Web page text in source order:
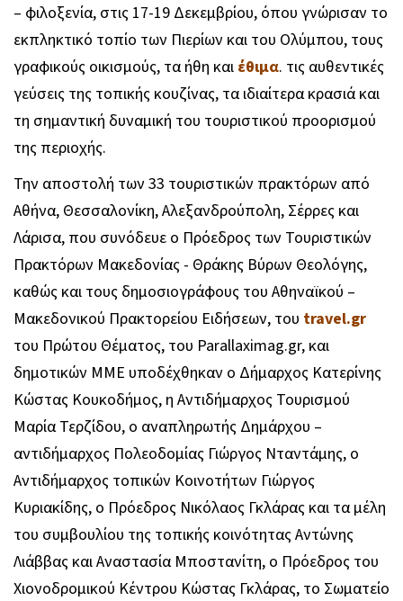
– φιλοξενία, στις 17-19 Δεκεμβρίου, όπου γνώρισαν το
εκπληκτικό τοπίο των Πιερίων και του Ολύμπου, τους
γραφικούς οικισμούς, τα ήθη και έθιμα. τις αυθεντικές
γεύσεις της τοπικής κουζίνας, τα ιδιαίτερα κρασιά και
τη σημαντική δυναμική του τουριστικού προορισμού
της περιοχής.
Την αποστολή των 33 τουριστικών πρακτόρων από
Αθήνα, Θεσσαλονίκη, Αλεξανδρούπολη, Σέρρες και
Λάρισα, που συνόδευε ο Πρόεδρος των Τουριστικών
Πρακτόρων Μακεδονίας - Θράκης Βύρων Θεολόγης,
καθώς και τους δημοσιογράφους του Αθηναϊκού –
Μακεδονικού Πρακτορείου Ειδήσεων, του travel.gr
του Πρώτου Θέματος, του Parallaximag.gr, και
δημοτικών ΜΜΕ υποδέχθηκαν ο Δήμαρχος Κατερίνης
Κώστας Κουκοδήμος, η Αντιδήμαρχος Τουρισμού
Μαρία Τερζίδου, ο αναπληρωτής Δημάρχου –
αντιδήμαρχος Πολεοδομίας Γιώργος Νταντάμης, ο
Αντιδήμαρχος τοπικών Κοινοτήτων Γιώργος
Κυριακίδης, ο Πρόεδρος Νικόλαος Γκλάρας και τα μέλη
του συμβουλίου της τοπικής κοινότητας Αντώνης
Λιάββας και Αναστασία Μποστανίτη, ο Πρόεδρος του
Χιονοδρομικού Κέντρου Κώστας Γκλάρας, το Σωματείο